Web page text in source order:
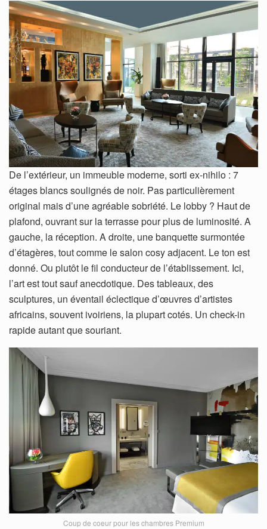
De l’extérieur, un immeuble moderne, sorti ex-nihilo : 7
étages blancs soulignés de noir. Pas particulièrement
original mais d’une agréable sobriété. Le lobby ? Haut de
plafond, ouvrant sur la terrasse pour plus de luminosité. A
gauche, la réception. A droite, une banquette surmontée
d’étagères, tout comme le salon cosy adjacent. Le ton est
donné. Ou plutôt le fil conducteur de l’établissement. Ici,
l’art est tout sauf anecdotique. Des tableaux, des
sculptures, un éventail éclectique d’œuvres d’artistes
africains, souvent ivoiriens, la plupart cotés. Un check-in
rapide autant que souriant.
Coup de coeur pour les chambres Premium